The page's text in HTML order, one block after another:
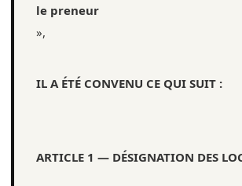
le preneur
»,
IL A ÉTÉ CONVENU CE QUI SUIT :
ARTICLE 1 — DÉSIGNATION DES